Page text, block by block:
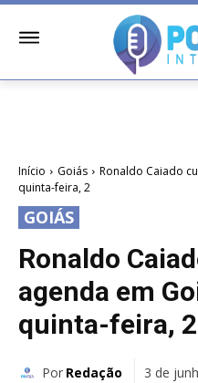
Início Goiás
Ronaldo Caiado
quinta-feira, 2
GOIÁS
Ronaldo
agenda em
quinta-feira, 2
Por Redação 3 de